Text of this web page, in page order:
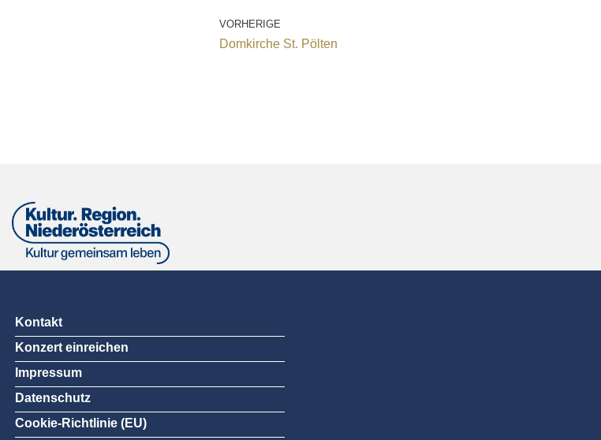
VORHERIGE
Domkirche St. Pölten
Kontakt
Konzert einreichen
Impressum
Datenschutz
Cookie-Richtlinie (EU)